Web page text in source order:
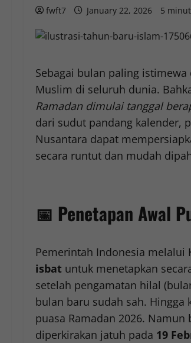
fwft7 January 22, 2026 5
Sebagai bulan paling
Muslim di seluruh dunia.
Ramadan dimulai tanggal
dari sudut pandang kalender,
Nusantara dapat
secara runtut dan mudah
📅 Penetapan Awal
Pemerintah Indonesia melalui
isbat untuk menetapkan
setelah pengamatan hilal
bulan baru sudah sah.
puasa Ramadan 2026.
diperkirakan jatuh pada 19